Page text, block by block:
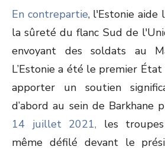
En contrepartie, l'Estonie aide
la sûreté du flanc Sud de
envoyant des soldats au
L’Estonie a été le premier État
apporter un soutien
d’abord au sein de Barkhane
14 juillet 2021, les
même défilé devant le